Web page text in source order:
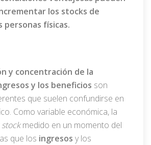
los stocks de
personas físicas.
y concentración de la
y los beneficios son
que suelen confundirse en
Como variable económica, la
stockmedido en un momento del
que los ingresos y los